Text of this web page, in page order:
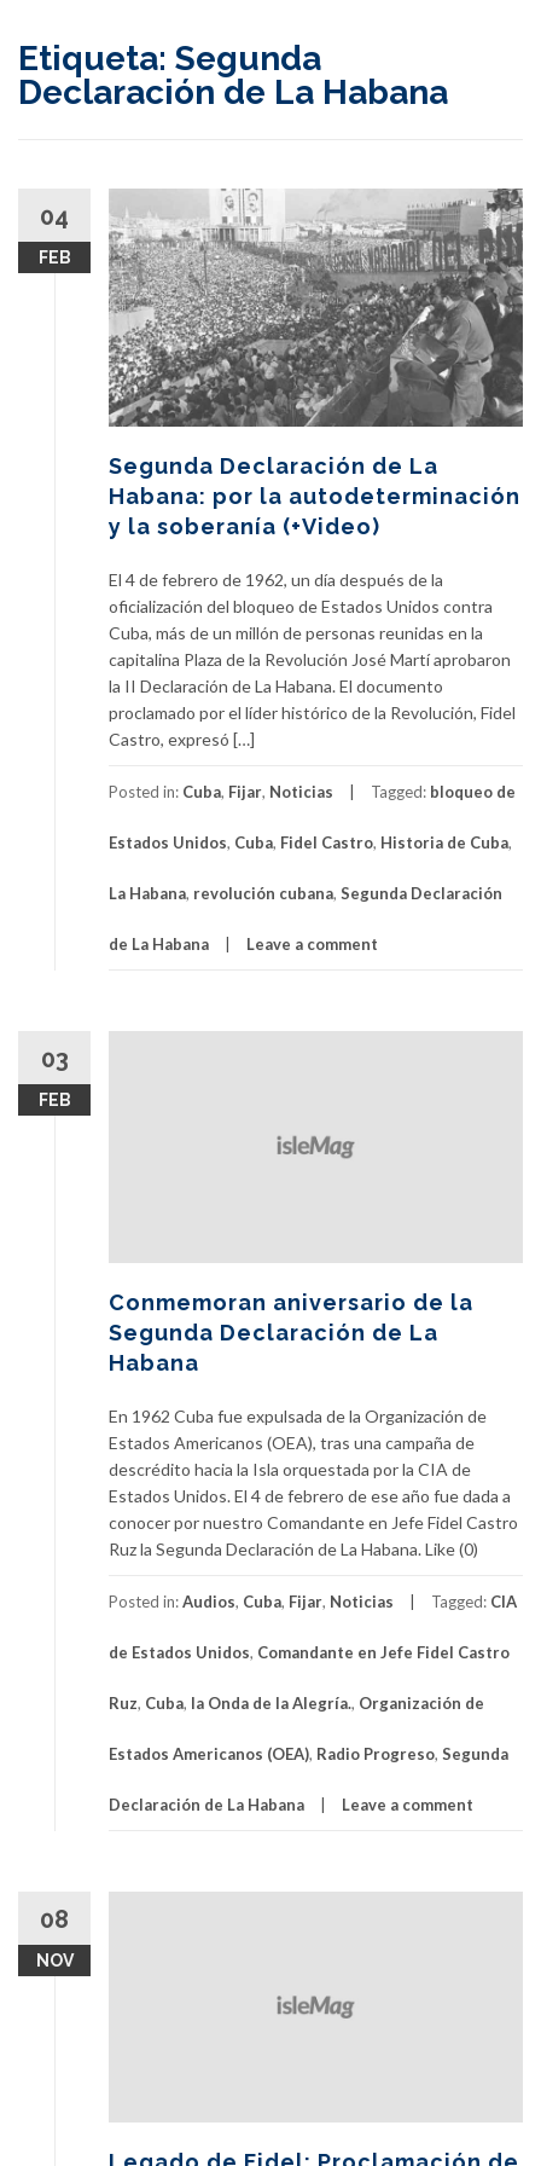
Etiqueta: Segunda
Declaración de La Habana
04
FEB
Segunda Declaración de La
Habana: por la autodeterminación
y la soberanía (+Video)
El 4 de febrero de 1962, un día después de la
oficialización del bloqueo de Estados Unidos contra
Cuba, más de un millón de personas reunidas en la
capitalina Plaza de la Revolución José Martí aprobaron
la II Declaración de La Habana. El documento
proclamado por el líder histórico de la Revolución, Fidel
Castro, expresó […]
Posted in: Cuba, Fijar, Noticias Tagged: bloqueo de
Estados Unidos, Cuba, Fidel Castro, Historia de Cuba,
La Habana, revolución cubana, Segunda Declaración
de La Habana Leave a comment
03
FEB
Conmemoran aniversario de la
Segunda Declaración de La
Habana
En 1962 Cuba fue expulsada de la Organización de
Estados Americanos (OEA), tras una campaña de
descrédito hacia la Isla orquestada por la CIA de
Estados Unidos. El 4 de febrero de ese año fue dada a
conocer por nuestro Comandante en Jefe Fidel Castro
Ruz la Segunda Declaración de La Habana. Like (0)
Posted in:Audios, Cuba, Fijar, Noticias Tagged: CIA
de Estados Unidos, Comandante en Jefe Fidel Castro
Ruz, Cuba, la Onda de la Alegría., Organización de
Estados Americanos (OEA), Radio Progreso, Segunda
Declaración de La Habana Leave a comment
08
NOV